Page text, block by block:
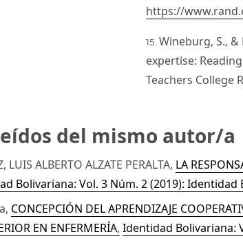
https://
Wineburg, S.,
expertise:
Teachers College
del mismo autor/a
LUIS ALBERTO ALZATE PERALTA, LA
Bolivariana: Vol. 3 Núm. 2 (2019): Identidad
CONCEPCIÓN DEL APRENDIZAJE
EN ENFERMERÍA,Identidad Bolivariana: